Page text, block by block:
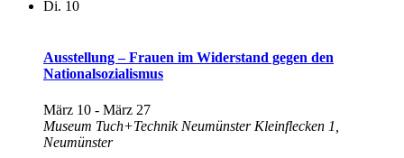
Di. 10
Ausstellung – Frauen im Widerstand gegen den
Nationalsozialismus
März 10 - März 27
Museum Tuch+Technik Neumünster Kleinflecken 1,
Neumünster